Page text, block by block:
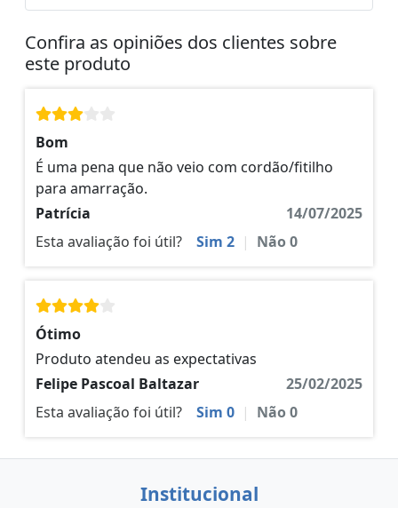
Confira as opiniões dos clientes sobre
este produto
Bom
É uma pena que não veio com cordão/fitilho
para amarração.
Patrícia
14/07/2025
Esta avaliação foi útil?
Sim 2 | Não0
Ótimo
Produto atendeu as expectativas
Felipe Pascoal Baltazar
25/02/2025
Esta avaliação foi útil?
Sim 0 | Não0
Institucional